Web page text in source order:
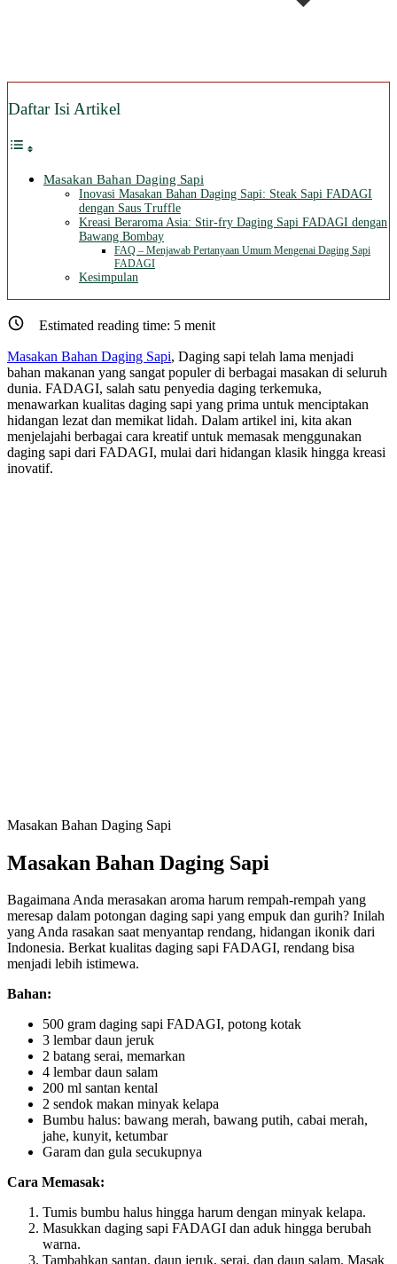
Daftar Isi Artikel
Masakan Bahan Daging Sapi
Inovasi Masakan Bahan Daging Sapi: Steak Sapi FADAGI
dengan Saus Truffle
Kreasi Beraroma Asia: Stir-fry Daging Sapi FADAGI dengan
Bawang Bombay
FAQ – Menjawab Pertanyaan Umum Mengenai Daging Sapi
FADAGI
Kesimpulan
Estimated reading time: 5 menit
Masakan Bahan Daging Sapi, Daging sapi telah lama menjadi
bahan makanan yang sangat populer di berbagai masakan di seluruh
dunia. FADAGI, salah satu penyedia daging terkemuka,
menawarkan kualitas daging sapi yang prima untuk menciptakan
hidangan lezat dan memikat lidah. Dalam artikel ini, kita akan
menjelajahi berbagai cara kreatif untuk memasak menggunakan
daging sapi dari FADAGI, mulai dari hidangan klasik hingga kreasi
inovatif.
Masakan Bahan Daging Sapi
Masakan Bahan Daging Sapi
Bagaimana Anda merasakan aroma harum rempah-rempah yang
meresap dalam potongan daging sapi yang empuk dan gurih? Inilah
yang Anda rasakan saat menyantap rendang, hidangan ikonik dari
Indonesia. Berkat kualitas daging sapi FADAGI, rendang bisa
menjadi lebih istimewa.
Bahan:
500 gram daging sapi FADAGI, potong kotak
3 lembar daun jeruk
2 batang serai, memarkan
4 lembar daun salam
200 ml santan kental
2 sendok makan minyak kelapa
Bumbu halus: bawang merah, bawang putih, cabai merah,
jahe, kunyit, ketumbar
Garam dan gula secukupnya
Cara Memasak:
Tumis bumbu halus hingga harum dengan minyak kelapa.
Masukkan daging sapi FADAGI dan aduk hingga berubah
warna.
Tambahkan santan, daun jeruk, serai, dan daun salam. Masak